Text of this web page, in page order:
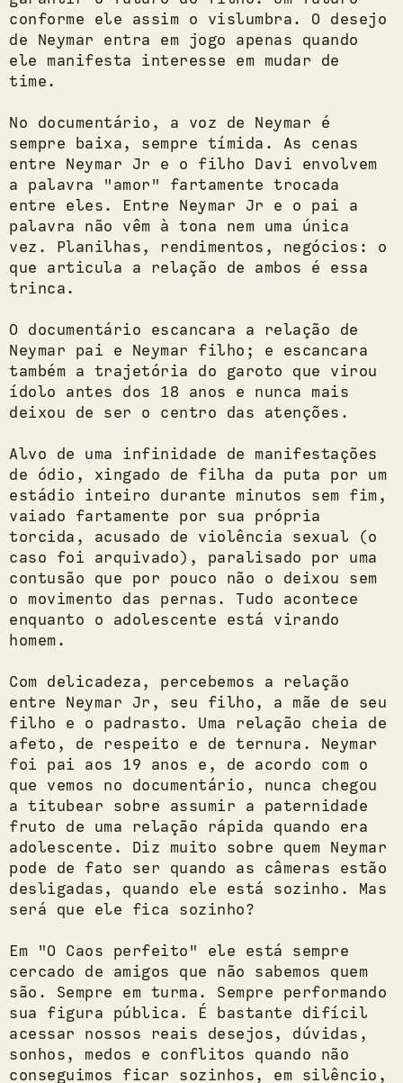
conforme ele assim o vislumbra. O desejo
de Neymar entra em jogo apenas quando
ele manifesta interesse em mudar de
time.
No documentário, a voz de Neymar é
sempre baixa, sempre tímida. As cenas
entre Neymar Jr e o filho Davi envolvem
a palavra "amor" fartamente trocada
entre eles. Entre Neymar Jr e o pai a
palavra não vêm à tona nem uma única
vez. Planilhas, rendimentos, negócios: o
que articula a relação de ambos é essa
trinca.
O documentário escancara a relação de
Neymar pai e Neymar filho; e escancara
também a trajetória do garoto que virou
ídolo antes dos 18 anos e nunca mais
deixou de ser o centro das atenções.
Alvo de uma infinidade de manifestações
de ódio, xingado de filha da puta por um
estádio inteiro durante minutos sem fim,
vaiado fartamente por sua própria
torcida, acusado de violência sexual (o
caso foi arquivado), paralisado por uma
contusão que por pouco não o deixou sem
o movimento das pernas. Tudo acontece
enquanto o adolescente está virando
homem.
Com delicadeza, percebemos a relação
entre Neymar Jr, seu filho, a mãe de seu
filho e o padrasto. Uma relação cheia de
afeto, de respeito e de ternura. Neymar
foi pai aos 19 anos e, de acordo com o
que vemos no documentário, nunca chegou
a titubear sobre assumir a paternidade
fruto de uma relação rápida quando era
adolescente. Diz muito sobre quem Neymar
pode de fato ser quando as câmeras estão
desligadas, quando ele está sozinho. Mas
será que ele fica sozinho?
Em "O Caos perfeito" ele está sempre
cercado de amigos que não sabemos quem
são. Sempre em turma. Sempre performando
sua figura pública. É bastante difícil
acessar nossos reais desejos, dúvidas,
sonhos, medos e conflitos quando não
conseguimos ficar sozinhos, em silêncio,